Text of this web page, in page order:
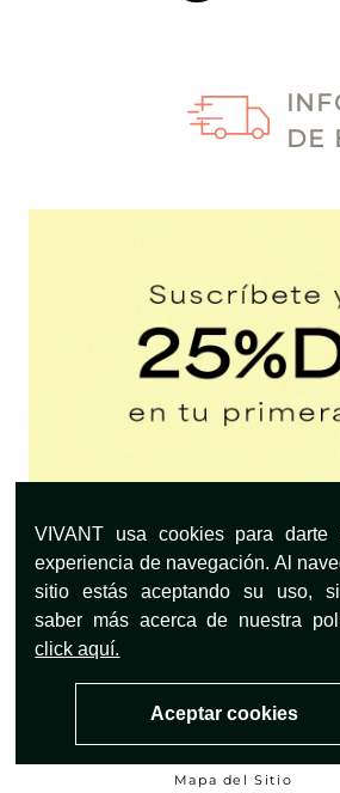
VIVANT usa cookies para darte
experiencia de navegación. Al
sitio estás aceptando su uso,
saber más acerca de nuestra
click aquí.
Aceptar cookies
DE
¿NECESITAS
Servicio al Cliente
Preguntas
Otras solicitudes
Consultar estado
Mapa del Sitio